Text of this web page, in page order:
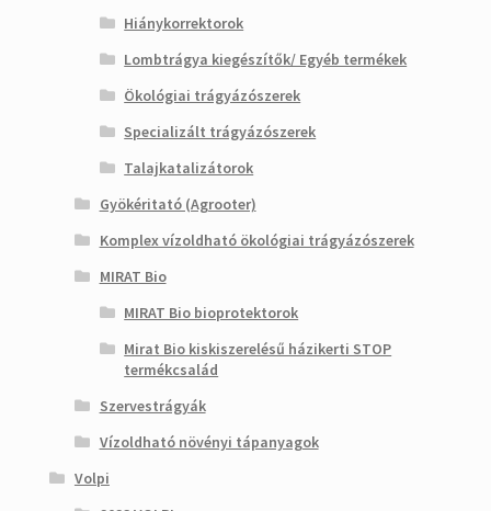
Hiánykorrektorok
Lombtrágya kiegészítők/ Egyéb termékek
Ökológiai trágyázószerek
Specializált trágyázószerek
Talajkatalizátorok
Gyökéritató (Agrooter)
Komplex vízoldható ökológiai trágyázószerek
MIRAT Bio
MIRAT Bio bioprotektorok
Mirat Bio kiskiszerelésű házikerti STOP
termékcsalád
Szervestrágyák
Vízoldható növényi tápanyagok
Volpi